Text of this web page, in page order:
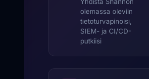
olemassa oleviin
tietoturvapinoisi,
SIEM- ja CI/CD-
putkiisi